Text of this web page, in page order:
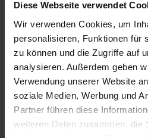
Diese Webseite verwendet
Wir verwenden Cookies, um
personalisieren, Funktionen für
zu können und die Zugriffe auf
analysieren. Außerdem geben
Verwendung unserer Website
soziale Medien, Werbung und
Partner führen diese
weiteren Daten zusammen, die
Auflage
1
ISBN
978-3-7890-2020-9
Untertitel
Der Einfluß des